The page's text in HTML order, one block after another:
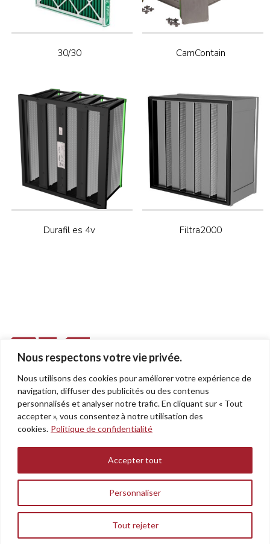
Nous respectons votre vie privée.
Nous utilisons des cookies pour améliorer votre expérience de
navigation, diffuser des publicités ou des contenus
personnalisés et analyser notre trafic. En cliquant sur « Tout
accepter », vous consentez à notre utilisation des
cookies. Politique de confidentialité
Personnaliser
Tout rejeter
Accepter tout
30/30 CamContain
Durafil es 4v Filtra2000
955, rue Léon-Trépanier
Sherbrooke (Québec)
J1G 5J6
Sans Frais : 1.800.310.1802
Politique de confidentialité
© 2024 SIS Sherbrooke. Tous droits réservés